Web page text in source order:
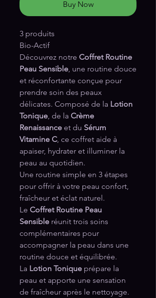
Buy Now
3 produits
Bio-Actif
Découvrez notre Coffret Routine
Peau Sensible, une routine douce
et réconfortante conçue pour
prendre soin des peaux
délicates. Composé de la Lotion
Tonique, de la Crème
Renaissance et du Sérum
Vitamine C, ce coffret aide à
apaiser, hydrater et illuminer la
peau au quotidien.
Une routine simple en 3 étapes
pour offrir à votre peau confort,
fraîcheur et éclat naturel.
Le Coffret Routine Peau
Sensible réunit trois soins
complémentaires pour
accompagner la peau dans une
routine douce et équilibrée.
La Lotion Tonique prépare la
peau et apporte une sensation
de fraîcheur après le nettoyage.